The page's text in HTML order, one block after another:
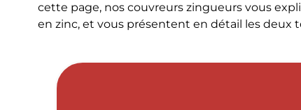
cette page, nos couvreurs zingueurs vous
en zinc, et vous présentent en détail les deux